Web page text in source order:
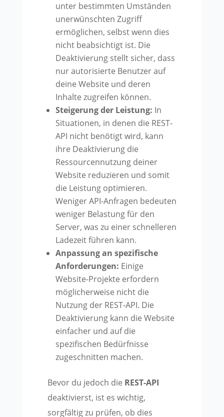
unter bestimmten Umständen
unerwünschten Zugriff
ermöglichen, selbst wenn dies
nicht beabsichtigt ist. Die
Deaktivierung stellt sicher, dass
nur autorisierte Benutzer auf
deine Website und deren
Inhalte zugreifen können.
Steigerung der Leistung: In
Situationen, in denen die REST-
API nicht benötigt wird, kann
ihre Deaktivierung die
Ressourcennutzung deiner
Website reduzieren und somit
die Leistung optimieren.
Weniger API-Anfragen bedeuten
weniger Belastung für den
Server, was zu einer schnelleren
Ladezeit führen kann.
Anpassung an spezifische
Anforderungen: Einige
Website-Projekte erfordern
möglicherweise nicht die
Nutzung der REST-API. Die
Deaktivierung kann die Website
einfacher und auf die
spezifischen Bedürfnisse
zugeschnitten machen.
Bevor du jedoch die REST-API
deaktivierst, ist es wichtig,
sorgfältig zu prüfen, ob dies